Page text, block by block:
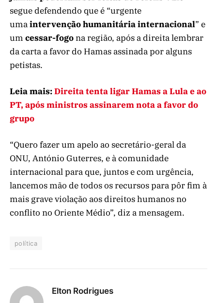
segue defendendo que é “urgente
umaintervenção humanitária internacional” e
um cessar-fogona região, após a direita lembrar
da carta a favor do Hamas assinada por alguns
petistas.
Leia mais:Direita tenta ligar Hamas a Lula e ao
PT, após ministros assinarem nota a favor do
grupo
“Quero fazer um apelo ao secretário-geral da
ONU, António Guterres, e à comunidade
internacional para que, juntos e com urgência,
lancemos mão de todos os recursos para pôr fim à
mais grave violação aos direitos humanos no
conflito no Oriente Médio”, diz a mensagem.
política
Elton Rodrigues